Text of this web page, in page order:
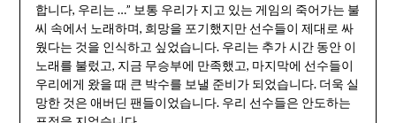
합니다, 우리는 …” 보통 우리가 지고 있는 게임의 죽어가는 불
씨 속에서 노래하며, 희망을 포기했지만 선수들이 제대로 싸
웠다는 것을 인식하고 싶었습니다. 우리는 추가 시간 동안 이
노래를 불렀고, 지금 무승부에 만족했고, 마지막에 선수들이
우리에게 왔을 때 큰 박수를 보낼 준비가 되었습니다. 더욱 실
망한 것은 애버딘 팬들이었습니다. 우리 선수들은 안도하는